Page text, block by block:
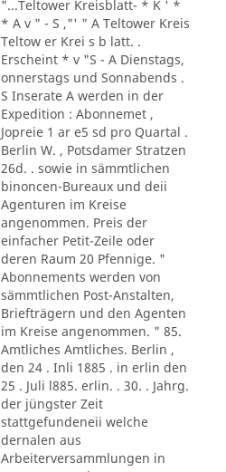
"...Teltower Kreisblatt- * K ' *
* A v " - S ,"' " A Teltower Kreis
Teltow er Krei s b latt. .
Erscheint * v "S - A Dienstags,
onnerstags und Sonnabends .
S Inserate A werden in der
Expedition : Abonnemet ,
Jopreie 1 ar e5 sd pro Quartal .
Berlin W. , Potsdamer Stratzen
26d. . sowie in sämmtlichen
binoncen-Bureaux und deii
Agenturen im Kreise
angenommen. Preis der
einfacher Petit-Zeile oder
deren Raum 20 Pfennige. "
Abonnements werden von
sämmtlichen Post-Anstalten,
Briefträgern und den Agenten
im Kreise angenommen. " 85.
Amtliches Amtliches. Berlin ,
den 24 . Inli 1885 . in erlin den
25 . Juli l885. erlin. . 30. . Jahrg.
der jüngster Zeit
stattgefundeneii welche
dernalen aus
Arbeiterversammlungen in